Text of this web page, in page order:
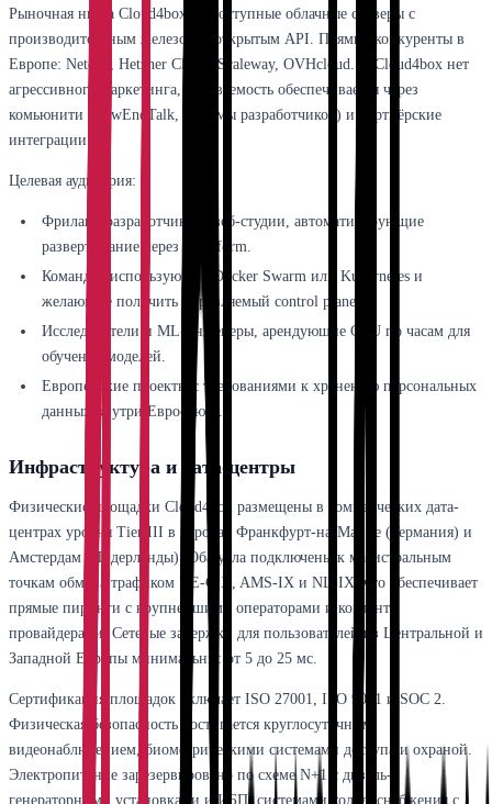
Рыночная ниша Cloud4box — доступные облачные серверы с
производительным железом и открытым API. Прямые конкуренты в
Европе: Netcup, Hetzner Cloud, Scaleway, OVHcloud. У Cloud4box нет
агрессивного маркетинга, узнаваемость обеспечивается через
комьюнити (LowEndTalk, форумы разработчиков) и партнёрские
интеграции.
Целевая аудитория:
Фриланс-разработчики и веб-студии, автоматизирующие
развертывание через Terraform.
Команды, использующие Docker Swarm или Kubernetes и
желающие получить управляемый control plane.
Исследователи и ML-инженеры, арендующие GPU по часам для
обучения моделей.
Европейские проекты с требованиями к хранению персональных
данных внутри Евросоюза.
Инфраструктура и дата-центры
Физические площадки Cloud4box размещены в коммерческих дата-
центрах уровня Tier III в городах Франкфурт-на-Майне (Германия) и
Амстердам (Нидерланды). Оба узла подключены к магистральным
точкам обмена трафиком DE-CIX, AMS-IX и NL-IX, что обеспечивает
прямые пиринги с крупнейшими операторами и контент-
провайдерами. Сетевые задержки для пользователей из Центральной и
Западной Европы минимальны: от 5 до 25 мс.
Сертификация площадок включает ISO 27001, ISO 9001 и SOC 2.
Физическая безопасность достигается круглосуточным
видеонаблюдением, биометрическими системами доступа и охраной.
Электропитание зарезервировано по схеме N+1 с дизель-
генераторными установками и ИБП, системами холодоснабжения с